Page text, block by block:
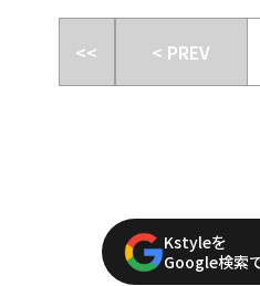
<< < PREV
Kstyleを
Google検索